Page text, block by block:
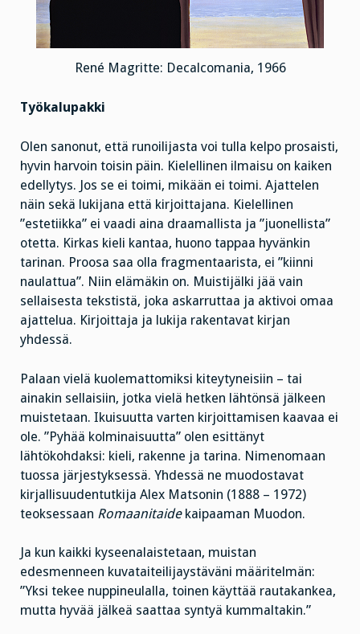
René Magritte: Decalcomania, 1966
Työkalupakki
Olen sanonut, että runoilijasta voi tulla kelpo prosaisti,
hyvin harvoin toisin päin. Kielellinen ilmaisu on kaiken
edellytys. Jos se ei toimi, mikään ei toimi. Ajattelen
näin sekä lukijana että kirjoittajana. Kielellinen
”estetiikka” ei vaadi aina draamallista ja ”juonellista”
otetta. Kirkas kieli kantaa, huono tappaa hyvänkin
tarinan. Proosa saa olla fragmentaarista, ei ”kiinni
naulattua”. Niin elämäkin on. Muistijälki jää vain
sellaisesta tekstistä, joka askarruttaa ja aktivoi omaa
ajattelua. Kirjoittaja ja lukija rakentavat kirjan
yhdessä.
Palaan vielä kuolemattomiksi kiteytyneisiin – tai
ainakin sellaisiin, jotka vielä hetken lähtönsä jälkeen
muistetaan. Ikuisuutta varten kirjoittamisen kaavaa ei
ole. ”Pyhää kolminaisuutta” olen esittänyt
lähtökohdaksi: kieli, rakenne ja tarina. Nimenomaan
tuossa järjestyksessä. Yhdessä ne muodostavat
kirjallisuudentutkija Alex Matsonin (1888 – 1972)
teoksessaan Romaanitaidekaipaaman Muodon.
Ja kun kaikki kyseenalaistetaan, muistan
edesmenneen kuvataiteilijaystäväni määritelmän:
”Yksi tekee nuppineulalla, toinen käyttää rautakankea,
mutta hyvää jälkeä saattaa syntyä kummaltakin.”